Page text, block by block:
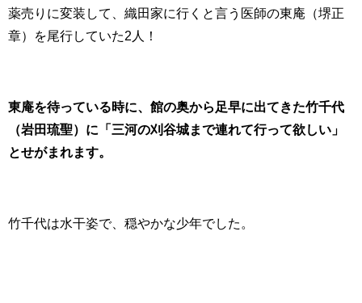
薬売りに変装して、織田家に行くと言う医師の東庵（堺正
章）を尾行していた2人！
東庵を待っている時に、館の奥から足早に出てきた竹千代
（岩田琉聖）に「三河の刈谷城まで連れて行って欲しい」
とせがまれます。
竹千代は水干姿で、穏やかな少年でした。